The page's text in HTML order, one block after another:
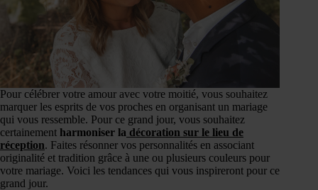
Pour célébrer votre amour avec votre moitié, vous souhaitez
marquer les esprits de vos proches en organisant un mariage
qui vous ressemble. Pour ce grand jour, vous souhaitez
certainement harmoniser la décoration sur le lieu de
réception. Faites résonner vos personnalités en associant
originalité et tradition grâce à une ou plusieurs couleurs pour
votre mariage. Voici les tendances qui vous inspireront pour ce
grand jour.